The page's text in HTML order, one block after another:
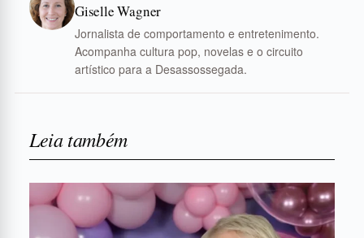
Giselle Wagner
Jornalista de comportamento e entretenimento.
Acompanha cultura pop, novelas e o circuito
artístico para a Desassossegada.
Leia também